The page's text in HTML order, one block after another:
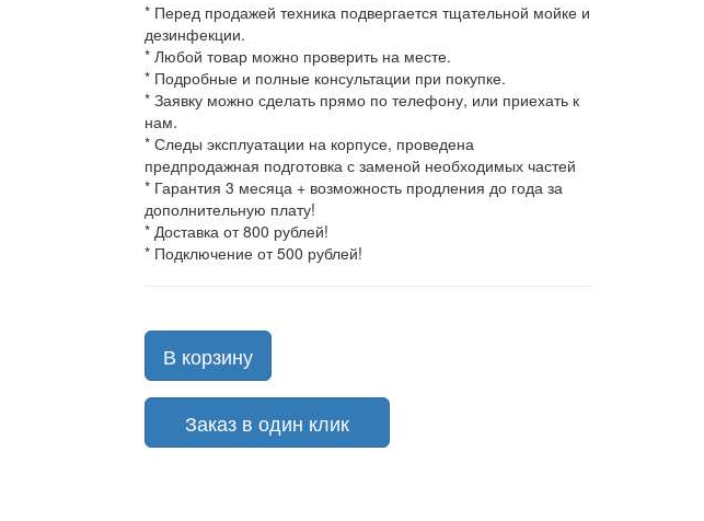
* Перед продажей техника подвергается тщательной мойке и
дезинфекции.
* Любой товар можно проверить на месте.
* Подробные и полные консультации при покупке.
* Заявку можно сделать прямо по телефону, или приехать к
нам.
* Следы эксплуатации на корпусе, проведена
предпродажная подготовка с заменой необходимых частей
* Гарантия 3 месяца + возможность продления до года за
дополнительную плату!
* Доставка от 800 рублей!
* Подключение от 500 рублей!
В корзину
Заказ в один клик